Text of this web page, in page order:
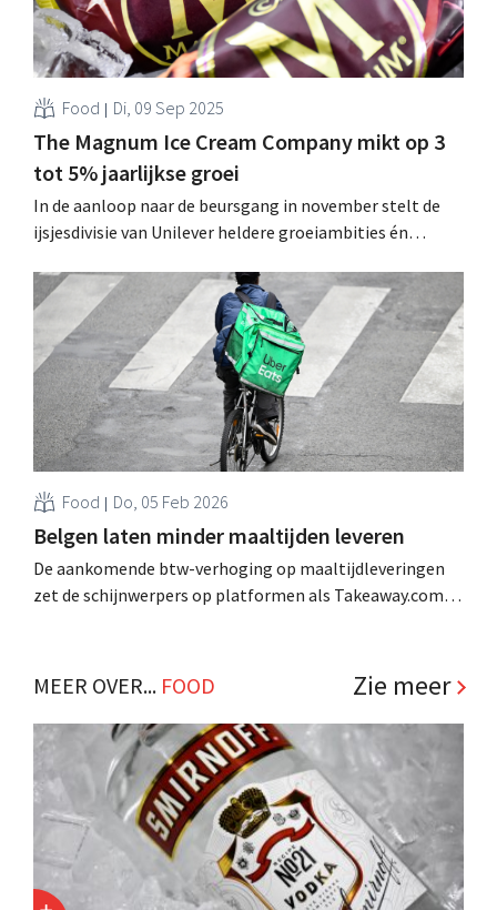
Food Di, 09 Sep 2025
The Magnum Ice Cream Company mikt op 3
tot 5% jaarlijkse groei
In de aanloop naar de beursgang in november stelt de
ijsjesdivisie van Unilever heldere groeiambities én
goed voor meer dan een vijfde van de wereldwijde
ijsjesmarkt. .
Food Do, 05 Feb 2026
Belgen laten minder maaltijden leveren
De aankomende btw-verhoging op maaltijdleveringen
zet de schijnwerpers op platformen als Takeaway.com,
gezinnen? En wie maakt er het vaakst gebruik van? .
MEER OVER... FOOD Zie meer